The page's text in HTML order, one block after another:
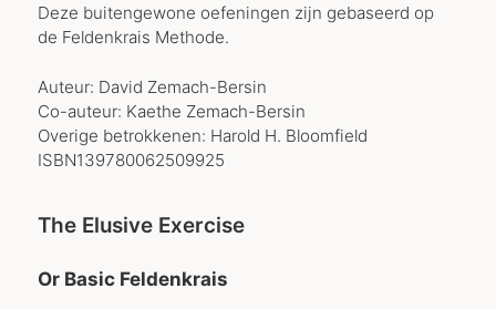
Deze buitengewone oefeningen zijn gebaseerd op
de Feldenkrais Methode.
Auteur: David Zemach-Bersin
Co-auteur: Kaethe Zemach-Bersin
Overige betrokkenen: Harold H. Bloomfield
ISBN139780062509925
The Elusive Exercise
Or Basic Feldenkrais